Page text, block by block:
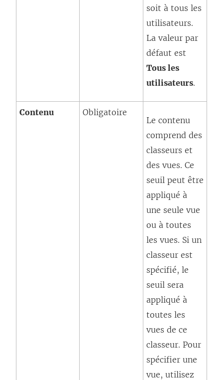
soit à tous les
utilisateurs.
La valeur par
défaut est
Tous les
utilisateurs.
Contenu
Obligatoire
Le contenu
comprend des
classeurs et
des vues. Ce
seuil peut être
appliqué à
une seule vue
ou à toutes
les vues. Si un
classeur est
spécifié, le
seuil sera
appliqué à
toutes les
vues de ce
classeur. Pour
spécifier une
vue, utilisez